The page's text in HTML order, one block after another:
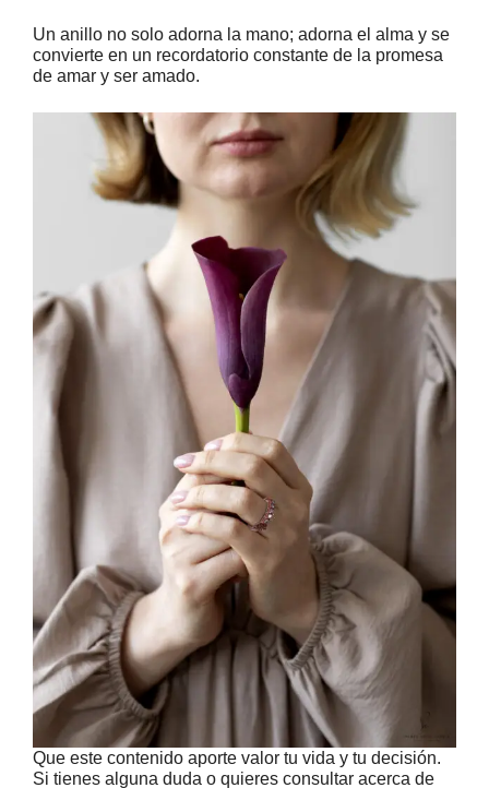
Un anillo no solo adorna la mano; adorna el alma y se
convierte en un recordatorio constante de la promesa
de amar y ser amado.
Que este contenido aporte valor tu vida y tu decisión.
Si tienes alguna duda o quieres consultar acerca de